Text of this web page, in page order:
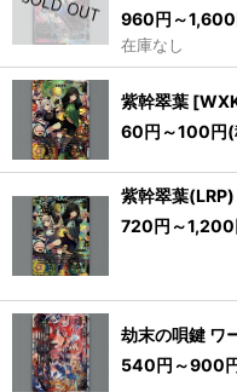
960円 ～1,600
在庫なし
紫幹翠葉 [
60円 ～100円
紫幹翠葉(LRP)
720円 ～1,200
劫末の唄鍵 ワ
540円 ～900